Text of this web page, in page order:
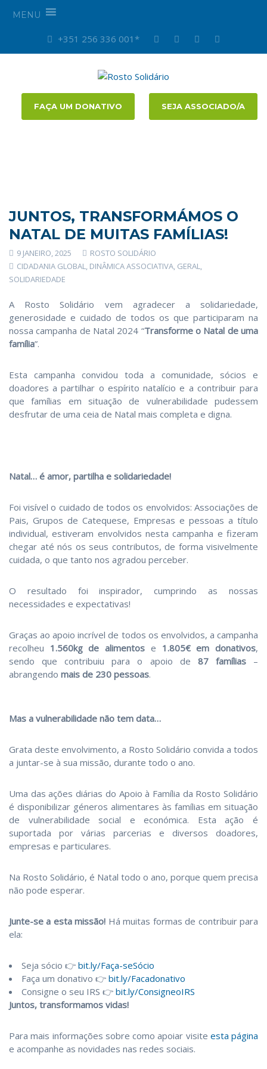
MENU
+351 256 336 001*
FAÇA UM DONATIVO SEJA ASSOCIADO/A
JUNTOS, TRANSFORMÁMOS O
NATAL DE MUITAS FAMÍLIAS!
9 JANEIRO, 2025
ROSTO SOLIDÁRIO
CIDADANIA GLOBAL, DINÂMICA ASSOCIATIVA, GERAL,
SOLIDARIEDADE
A Rosto Solidário vem agradecer a solidariedade,
generosidade e cuidado de todos os que participaram na
nossa campanha de Natal 2024 “Transforme o Natal de uma
família”.
Esta campanha convidou toda a comunidade, sócios e
doadores a partilhar o espírito natalício e a contribuir para
que famílias em situação de vulnerabilidade pudessem
desfrutar de uma ceia de Natal mais completa e digna.
Natal… é amor, partilha e solidariedade!
Foi visível o cuidado de todos os envolvidos: Associações de
Pais, Grupos de Catequese, Empresas e pessoas a título
individual, estiveram envolvidos nesta campanha e fizeram
chegar até nós os seus contributos, de forma visivelmente
cuidada, o que tanto nos agradou perceber.
O resultado foi inspirador, cumprindo as nossas
necessidades e expectativas!
Graças ao apoio incrível de todos os envolvidos, a campanha
recolheu 1.560kg de alimentos e 1.805€ em donativos,
sendo que contribuiu para o apoio de 87 famílias–
abrangendo mais de 230 pessoas.
Mas a vulnerabilidade não tem data…
Grata deste envolvimento, a Rosto Solidário convida a todos
a juntar-se à sua missão, durante todo o ano.
Uma das ações diárias do Apoio à Família da Rosto Solidário
é disponibilizar géneros alimentares às famílias em situação
de vulnerabilidade social e económica. Esta ação é
suportada por várias parcerias e diversos doadores,
empresas e particulares.
Na Rosto Solidário, é Natal todo o ano, porque quem precisa
não pode esperar.
Junte-se a esta missão! Há muitas formas de contribuir para
ela:
Seja sócio 👉 bit.ly/Faça-seSócio
Faça um donativo 👉 bit.ly/Facadonativo
Consigne o seu IRS 👉 bit.ly/ConsigneoIRS
Juntos, transformamos vidas!
Para mais informações sobre como apoiar visite esta página
e acompanhe as novidades nas redes sociais.